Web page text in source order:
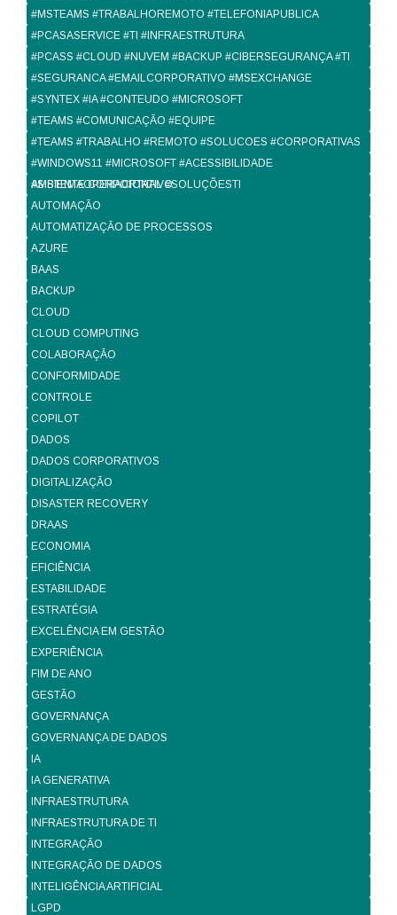
#MSTEAMS #TRABALHOREMOTO #TELEFONIAPUBLICA
#PCASASERVICE #TI #INFRAESTRUTURA
#PCASS #CLOUD #NUVEM #BACKUP #CIBERSEGURANÇA #TI
#SEGURANCA #EMAILCORPORATIVO #MSEXCHANGE
#SYNTEX #IA #CONTEUDO #MICROSOFT
#TEAMS #COMUNICAÇÃO #EQUIPE
#TEAMS #TRABALHO #REMOTO #SOLUCOES #CORPORATIVAS
#WINDOWS11 #MICROSOFT #ACESSIBILIDADE
#SISTEMAOPERACIONAL #SOLUÇÕESTI
AMBIENTE CORPORTATIVO
AUTOMAÇÃO
AUTOMATIZAÇÃO DE PROCESSOS
AZURE
BAAS
BACKUP
CLOUD
CLOUD COMPUTING
COLABORAÇÃO
CONFORMIDADE
CONTROLE
COPILOT
DADOS
DADOS CORPORATIVOS
DIGITALIZAÇÃO
DISASTER RECOVERY
DRAAS
ECONOMIA
EFICIÊNCIA
ESTABILIDADE
ESTRATÉGIA
EXCELÊNCIA EM GESTÃO
EXPERIÊNCIA
FIM DE ANO
GESTÃO
GOVERNANÇA
GOVERNANÇA DE DADOS
IA
IA GENERATIVA
INFRAESTRUTURA
INFRAESTRUTURA DE TI
INTEGRAÇÃO
INTEGRAÇÃO DE DADOS
INTELIGÊNCIA ARTIFICIAL
LGPD